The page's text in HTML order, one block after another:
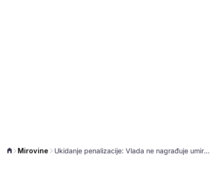
Mirovine Ukidanje penalizacije: Vlada ne nagrađuje umirovljenike, već ispravlja nepravdu